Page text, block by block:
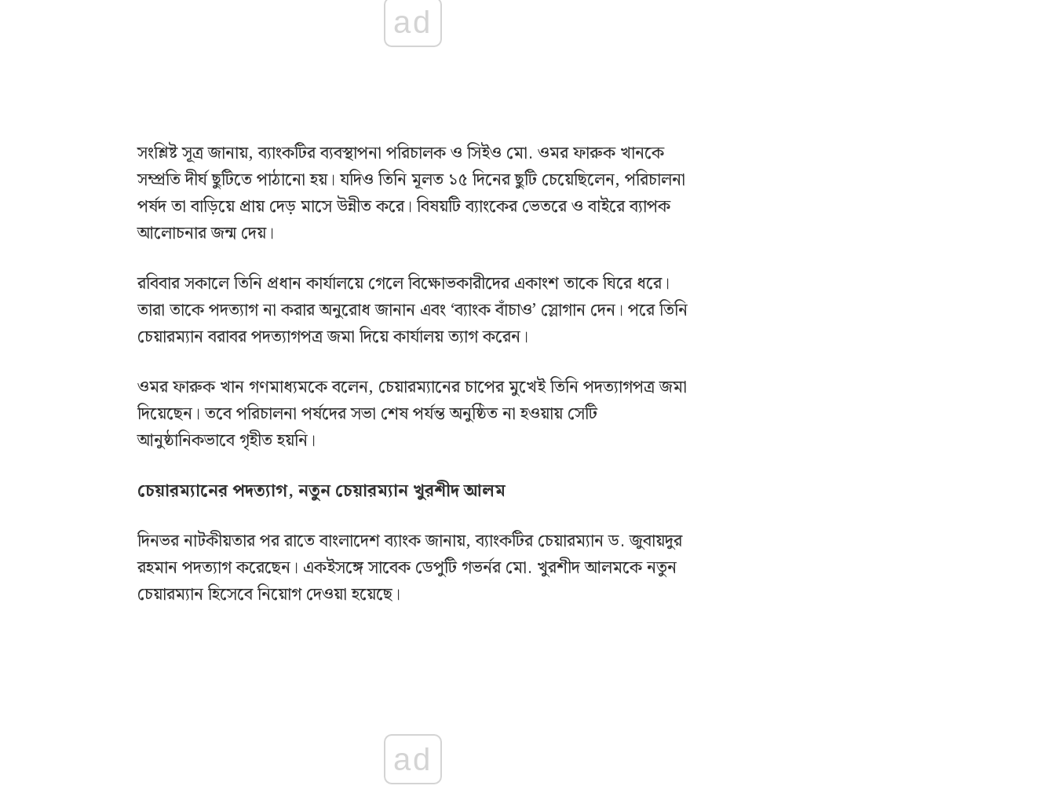
ad
সংশ্লিষ্ট সূত্র জানায়, ব্যাংকটির ব্যবস্থাপনা পরিচালক ও সিইও মো. ওমর ফারুক খানকে
সম্প্রতি দীর্ঘ ছুটিতে পাঠানো হয়। যদিও তিনি মূলত ১৫ দিনের ছুটি চেয়েছিলেন, পরিচালনা
পর্ষদ তা বাড়িয়ে প্রায় দেড় মাসে উন্নীত করে। বিষয়টি ব্যাংকের ভেতরে ও বাইরে ব্যাপক
আলোচনার জন্ম দেয়।
রবিবার সকালে তিনি প্রধান কার্যালয়ে গেলে বিক্ষোভকারীদের একাংশ তাকে ঘিরে ধরে।
তারা তাকে পদত্যাগ না করার অনুরোধ জানান এবং ‘ব্যাংক বাঁচাও’ স্লোগান দেন। পরে তিনি
চেয়ারম্যান বরাবর পদত্যাগপত্র জমা দিয়ে কার্যালয় ত্যাগ করেন।
ওমর ফারুক খান গণমাধ্যমকে বলেন, চেয়ারম্যানের চাপের মুখেই তিনি পদত্যাগপত্র জমা
দিয়েছেন। তবে পরিচালনা পর্ষদের সভা শেষ পর্যন্ত অনুষ্ঠিত না হওয়ায় সেটি
আনুষ্ঠানিকভাবে গৃহীত হয়নি।
চেয়ারম্যানের পদত্যাগ, নতুন চেয়ারম্যান খুরশীদ আলম
দিনভর নাটকীয়তার পর রাতে বাংলাদেশ ব্যাংক জানায়, ব্যাংকটির চেয়ারম্যান ড. জুবায়দুর
রহমান পদত্যাগ করেছেন। একইসঙ্গে সাবেক ডেপুটি গভর্নর মো. খুরশীদ আলমকে নতুন
চেয়ারম্যান হিসেবে নিয়োগ দেওয়া হয়েছে।
ad